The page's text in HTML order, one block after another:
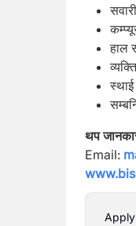
हाल
थप
Email: